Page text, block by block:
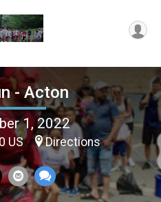
- Acton
1, 2022
US Directions